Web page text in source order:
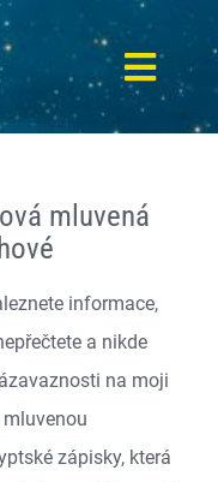
mluvená
informace,
a nikde
na moji
zápisky, která